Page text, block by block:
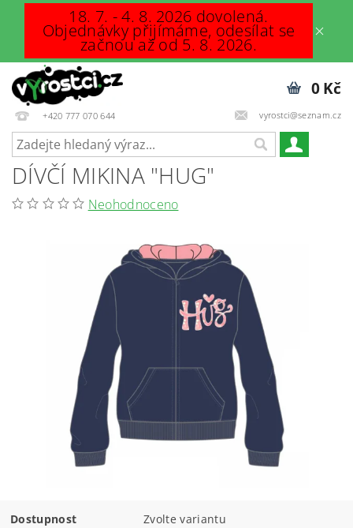
18. 7. - 4. 8. 2026 dovolená.
Objednávky přijímáme, odesílat se
začnou až od 5. 8. 2026.
+420 777 070 644 vyrostci@seznam.cz
0 Kč
DÍVČÍ MIKINA "HUG"
Neohodnoceno
Dostupnost Zvolte variantu